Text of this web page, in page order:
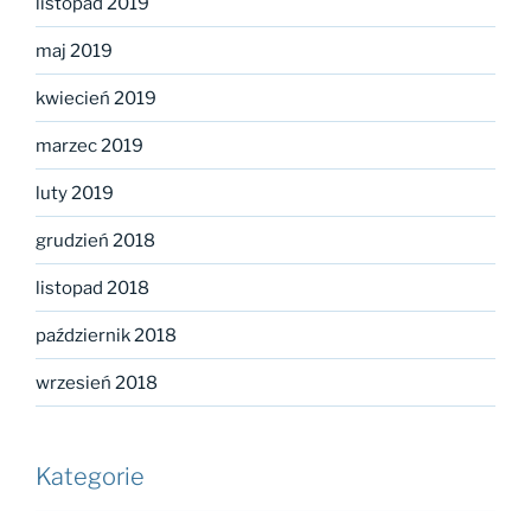
maj 2019
kwiecień 2019
marzec 2019
luty 2019
grudzień 2018
listopad 2018
październik 2018
wrzesień 2018
Kategorie